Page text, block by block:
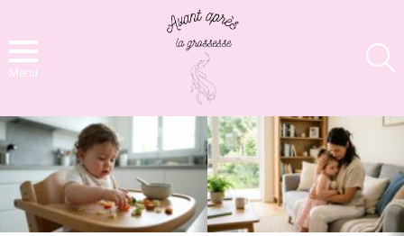
Menu
LATEST
STORIES